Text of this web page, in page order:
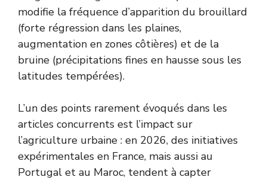
modifie la fréquence d’apparition du brouillard
(forte régression dans les plaines,
augmentation en zones côtières) et de la
bruine (précipitations fines en hausse sous les
latitudes tempérées).
L’un des points rarement évoqués dans les
articles concurrents est l’impact sur
l’agriculture urbaine : en 2026, des initiatives
expérimentales en France, mais aussi au
Portugal et au Maroc, tendent à capter